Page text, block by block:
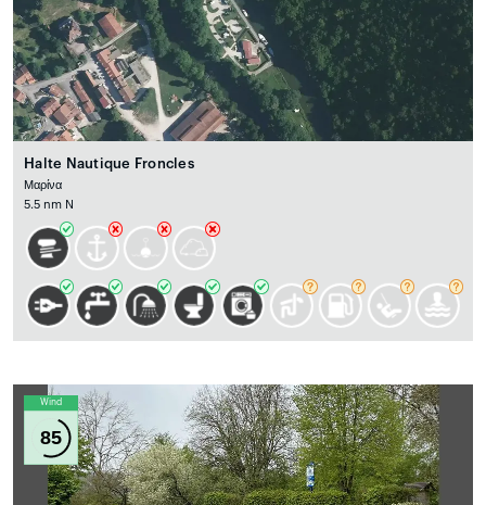
Halte Nautique Froncles
Μαρίνα
5.5 nm N
Wind
85